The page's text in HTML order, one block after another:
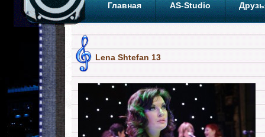
Главная AS-Studio
Lena Shtefan 13